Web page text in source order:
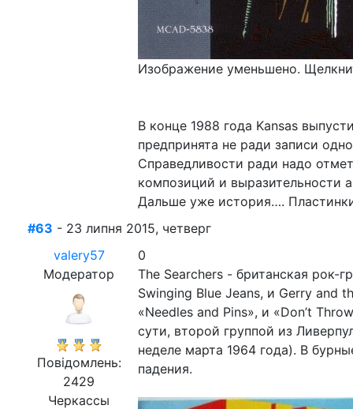
Изображение уменьшено.
В конце 1988 года Kansas
предпринята не ради записи
Справедливости ради надо
композиций и выразительности
Дальше уже история….
#63 - 23 липня 2015, четверг
valery57
Модератор
Повідомлень:
2429
Черкассы
0
The Searchers - британская рок-
Swinging Blue Jeans, и Gerry and
«Needles and Pins», и «Don’t
сути, второй группой из
неделе марта 1964 года). В
падения.